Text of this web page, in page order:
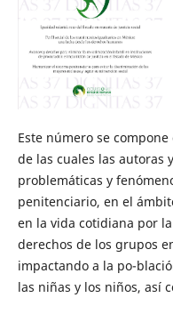
Este número se
de las cuales las autoras
problemáticas y
penitenciario, en el
en la vida cotidiana por
derechos de los grupos
impactando a la po-
las niñas y los niños, así